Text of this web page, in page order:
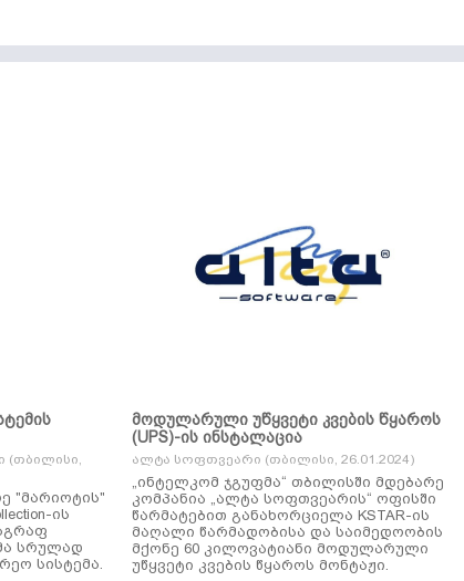
(თბილისი,
"მარიოტის"
ის
სრულად
სისტემა.
მოდულარული უწყვეტი კვების წყაროს
(UPS)-ის ინსტალაცია
ალტა სოფთვეარი (თბილისი, 26.01.2024)
„ინტელკომ ჯგუფმა“ თბილისში მდებარე
კომპანია „ალტა სოფთვეარის“ ოფისში
წარმატებით განახორციელა KSTAR-ის
მაღალი წარმადობისა და საიმედოობის
მქონე 60 კილოვატიანი მოდულარული
უწყვეტი კვების წყაროს მონტაჟი.